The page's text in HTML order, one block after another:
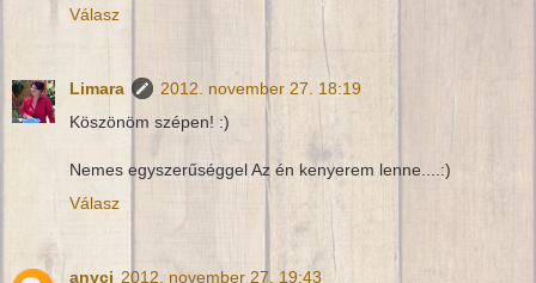
Válasz
Limara
2012. november 27. 18:19
Köszönöm szépen! :)
Nemes egyszerűséggel Az én kenyerem lenne....:)
Válasz
anyci 2012. november 27. 19:43